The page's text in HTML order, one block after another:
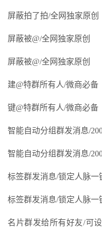
屏蔽拍了拍/全网独家原创
屏蔽被@/全网独家原创
屏蔽被@/全网独家原创
建@特群所有人/微商必备
键@特群所有人/微商必备
智能自动分组群发消息/
智能自动分组群发消息/
标签群发消息/锁定人脉一
标签群发消息/锁定人脉一
名片群发给所有好友/可